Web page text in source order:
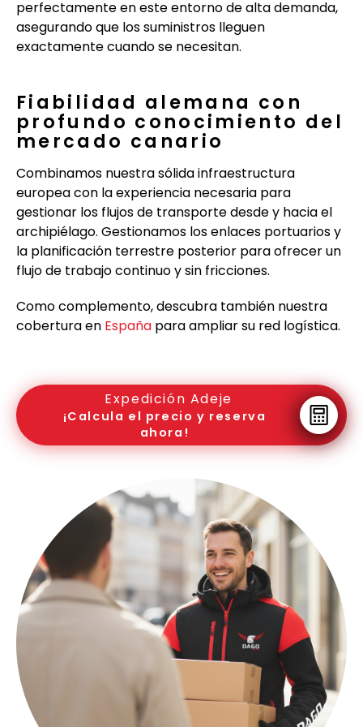
perfectamente en este entorno de alta demanda,
asegurando que los suministros lleguen
exactamente cuando se necesitan.
Fiabilidad alemana con
profundo conocimiento del
mercado canario
Combinamos nuestra sólida infraestructura
europea con la experiencia necesaria para
gestionar los flujos de transporte desde y hacia el
archipiélago. Gestionamos los enlaces portuarios y
la planificación terrestre posterior para ofrecer un
flujo de trabajo continuo y sin fricciones.
Como complemento, descubra también nuestra
cobertura en España para ampliar su red logística.
Expedición Adeje
¡Calcula el precio y reserva
ahora!